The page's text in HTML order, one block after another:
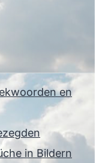
en
in Bildern